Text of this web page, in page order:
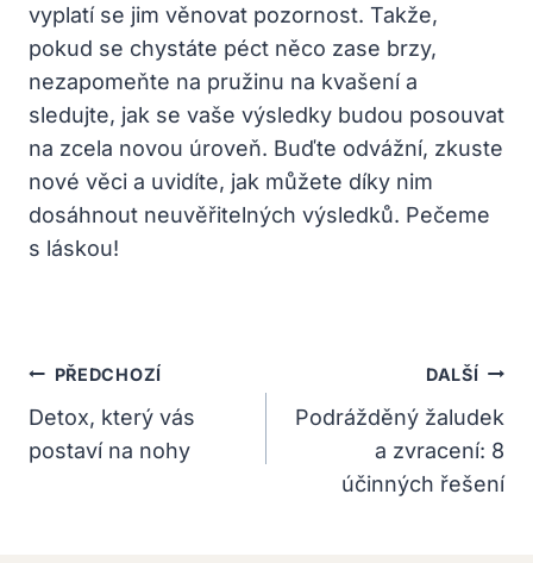
vyplatí se jim věnovat pozornost. Takže,
pokud se chystáte péct něco zase brzy,
nezapomeňte ‌na⁤ pružinu na kvašení⁣ a
sledujte, jak se vaše výsledky budou posouvat
na zcela novou úroveň. Buďte odvážní, zkuste
nové věci a uvidíte,⁣ jak​ můžete díky nim
dosáhnout neuvěřitelných výsledků. Pečeme
s láskou!
Navigace
Pro
Příspěvek
PŘEDCHOZÍ
Detox, který vás
postaví na nohy
DALŠÍ
Podrážděný žaludek
a zvracení: 8
účinných řešení